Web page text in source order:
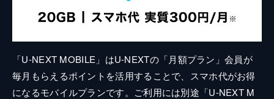
「U-NEXT MOBILE」はU-NEXTの「月額プラン」会員が
毎月もらえるポイントを活用することで、スマホ代がお得
になるモバイルプランです。ご利用には別途「U-NEXT M